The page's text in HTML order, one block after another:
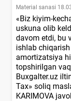
Material sanasi
«Biz kiyim-
uskuna olib
davom etdi, bu
ishlab
amortizatsiya
topshirilgan
Buxgalter.uz
Tax» soliq
KARIMOVA